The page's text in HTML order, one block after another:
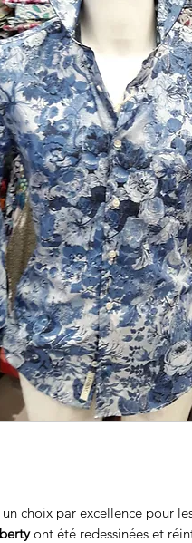
choix par excellence pour
ont été redessinées et